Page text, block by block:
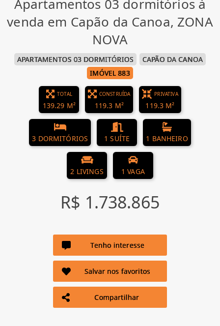
Apartamentos 03 dormitórios à
venda em Capão da Canoa, ZONA
NOVA
APARTAMENTOS 03 DORMITÓRIOS
CAPÃO DA CANOA
IMÓVEL 883
TOTAL
139.29 M²
CONSTRUÍDA
119.3 M²
PRIVATIVA
119.3 M²
3 DORMITÓRIOS 1 SUÍTE 1 BANHEIRO
2 LIVINGS 1 VAGA
R$ 1.738.865
Tenho interesse
Salvar nos favoritos
Compartilhar